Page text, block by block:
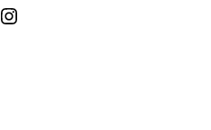
Instagram